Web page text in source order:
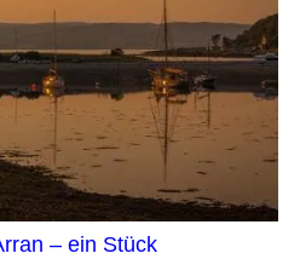
– ein Stück